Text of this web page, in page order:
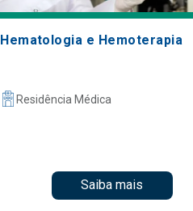
Hematologia e Hemoterapia
Residência Médica
Saiba mais